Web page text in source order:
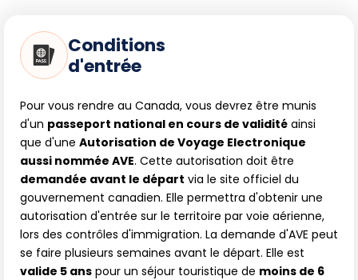
Conditions
d'entrée
Pour vous rendre au Canada, vous devrez être munis
d'un passeport national en cours de validité ainsi
que d'une Autorisation de Voyage Electronique
aussi nommée AVE. Cette autorisation doit être
demandée avant le départ via le site officiel du
gouvernement canadien. Elle permettra d'obtenir une
autorisation d'entrée sur le territoire par voie aérienne,
lors des contrôles d'immigration. La demande d'AVE peut
se faire plusieurs semaines avant le départ. Elle est
valide 5 ans pour un séjour touristique de moins de 6